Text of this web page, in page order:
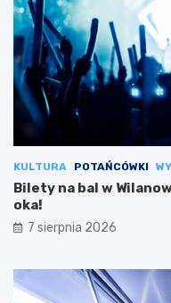
KULTURA POTAŃCÓWKI
Bilety na bal w
oka!
7 sierpnia 2026